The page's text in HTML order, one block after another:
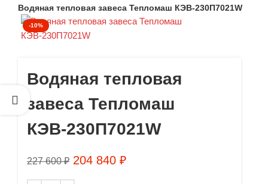
Водяная тепловая завеса Тепломаш КЭВ-230П7021W
-10%
Водяная тепловая
завеса Тепломаш
КЭВ-230П7021W
227 600₽ 204 840 ₽